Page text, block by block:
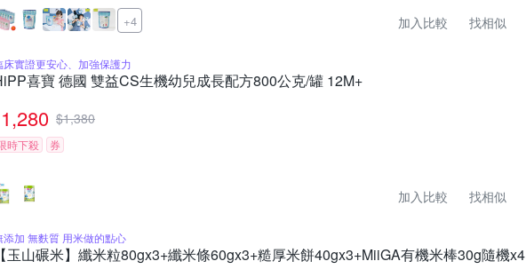
+4 加入比較 找相似
床實證更安心、加強保護力
喜寶 德國 雙益CS生機幼兒成長配方800公克/罐 12M+
1,280 $1,380
時下殺 券
加入比較 找相似
添加 無麩質 用米做的點心
玉山碾米】纖米粒80gx3+纖米條60gx3+糙厚米餅40gx3+MiiGA有機米棒30g隨機x4